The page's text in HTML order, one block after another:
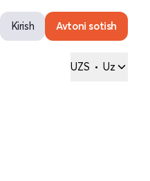
Kirish Avtoni sotish
UZS • Uz